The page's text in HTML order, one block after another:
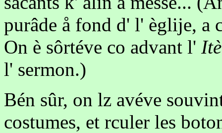
purâde å fond d' l' èglije, a
On è sôrtéve co advant l'
l' sermon.)
Bén sûr, on lz avéve
costumes, et rculer les